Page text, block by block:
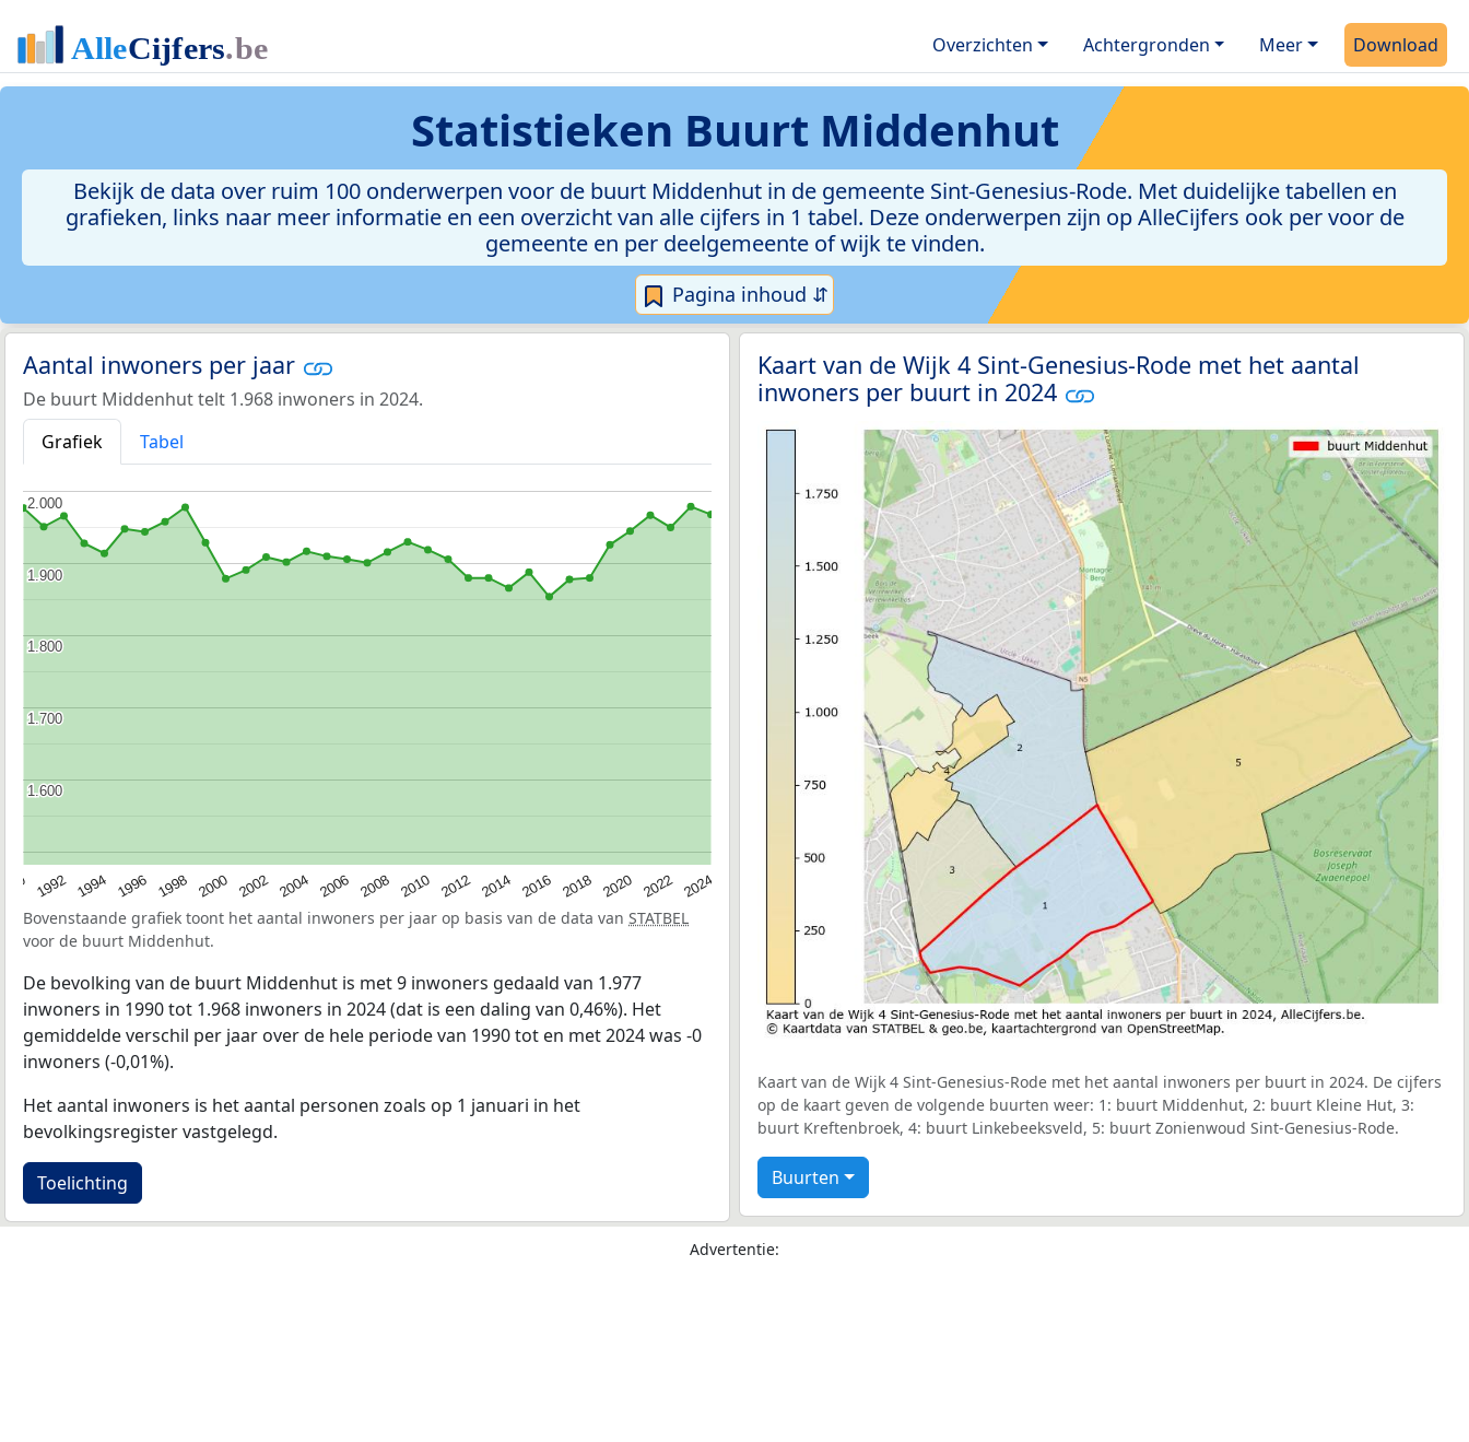
Overzichten Achtergronden Meer Download
Statistieken Buurt Middenhut
Bekijk de data over ruim 100 onderwerpen voor de buurt Middenhut in de gemeente Sint-Genesius-Rode. Met duidelijke tabellen en
grafieken, links naar meer informatie en een overzicht van alle cijfers in 1 tabel. Deze onderwerpen zijn op AlleCijfers ook per voor de
gemeente en per deelgemeente of wijk te vinden.
Pagina inhoud ⇵
Aantal inwoners per jaar
De buurt Middenhut telt 1.968 inwoners in 2024.
Grafiek
Tabel
1992 1994 1996 1998 2000 2002 2004 2006 2008 2010 2012 2014 2016 2018 2020 2022 2024
1.600
1.600
1.700
1.700
1.800
1.800
1.900
1.900
2.000
2.000
Bovenstaande grafiek toont het aantal inwoners per jaar op basis van de data van STATBEL
voor de buurt Middenhut.
De bevolking van de buurt Middenhut is met 9 inwoners gedaald van 1.977
inwoners in 1990 tot 1.968 inwoners in 2024 (dat is een daling van 0,46%). Het
gemiddelde verschil per jaar over de hele periode van 1990 tot en met 2024 was -0
inwoners (-0,01%).
Het aantal inwoners is het aantal personen zoals op 1 januari in het
bevolkingsregister vastgelegd.
Toelichting
Kaart van de Wijk 4 Sint-Genesius-Rode met het aantal
inwoners per buurt in 2024
Kaart van de Wijk 4 Sint-Genesius-Rode met het aantal inwoners per buurt in 2024. De cijfers
op de kaart geven de volgende buurten weer: 1: buurt Middenhut, 2: buurt Kleine Hut, 3:
buurt Kreftenbroek, 4: buurt Linkebeeksveld, 5: buurt Zonienwoud Sint-Genesius-Rode.
Buurten
Advertentie: